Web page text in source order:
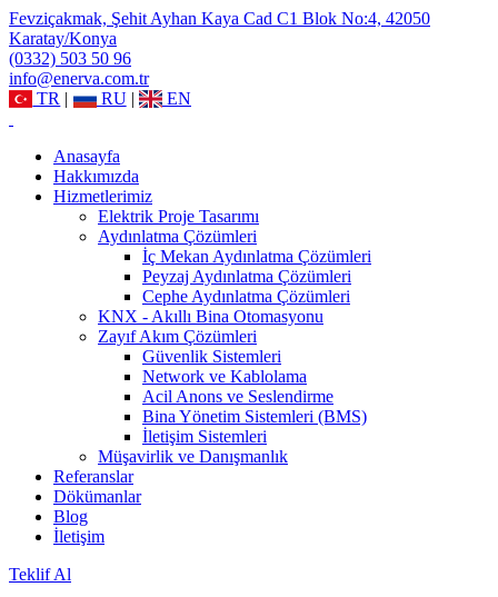
Fevziçakmak, Şehit Ayhan Kaya Cad C1 Blok No:4, 42050
Karatay/Konya
(0332) 503 50 96
info@enerva.com.tr
TR | RU | EN
Anasayfa
Hakkımızda
Hizmetlerimiz
Elektrik Proje Tasarımı
Aydınlatma Çözümleri
İç Mekan Aydınlatma Çözümleri
Peyzaj Aydınlatma Çözümleri
Cephe Aydınlatma Çözümleri
KNX - Akıllı Bina Otomasyonu
Zayıf Akım Çözümleri
Güvenlik Sistemleri
Network ve Kablolama
Acil Anons ve Seslendirme
Bina Yönetim Sistemleri (BMS)
İletişim Sistemleri
Müşavirlik ve Danışmanlık
Referanslar
Dökümanlar
Blog
İletişim
Teklif Al